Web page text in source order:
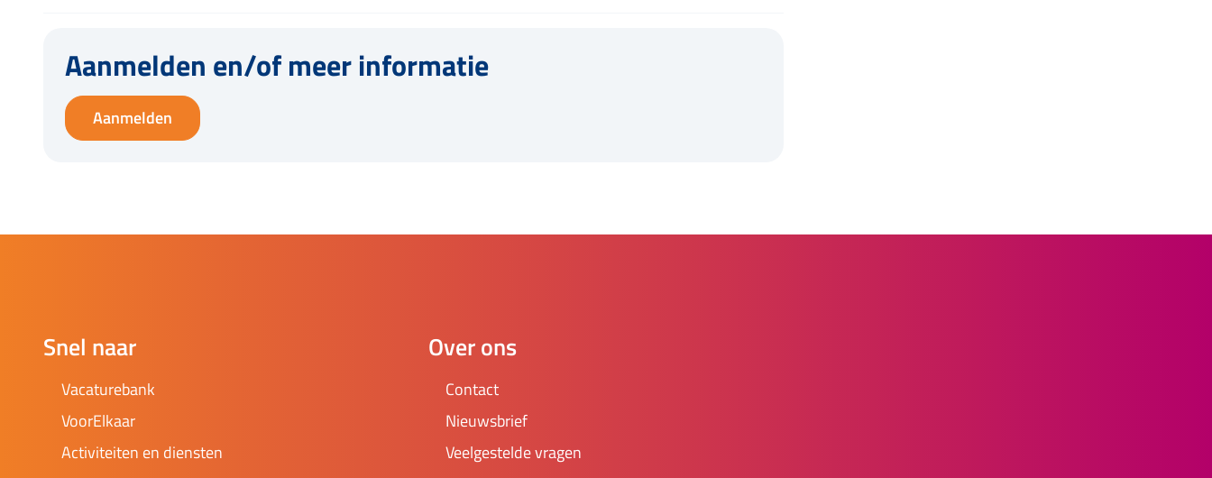
Aanmelden en/of meer informatie
Aanmelden
Snel naar
Vacaturebank
VoorElkaar
Activiteiten en diensten
Over ons
Contact
Nieuwsbrief
Veelgestelde vragen